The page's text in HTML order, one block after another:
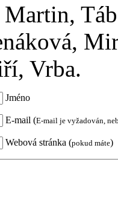
Vrba.
Jméno
E-mail (E-mail je vyžadován,
Webová stránka (pokud máte)